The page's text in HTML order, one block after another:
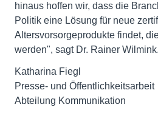
hinaus hoffen wir, dass die
Politik eine Lösung für neue
Altersvorsorgeprodukte findet,
werden", sagt Dr. Rainer Wilmink.
Katharina Fiegl
Presse- und Öffentlichkeitsarbeit
Abteilung Kommunikation